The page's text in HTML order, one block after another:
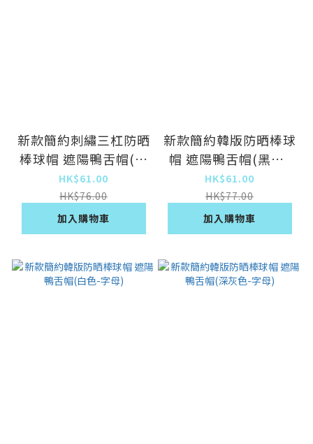
新款簡約刺繡三杠防晒
棒球帽 遮陽鴨舌帽(黑
色-刺繡三杠)
HK$61.00
HK$76.00
加入購物車
新款簡約韓版防晒棒球
帽 遮陽鴨舌帽(黑色-
字母)
HK$61.00
HK$77.00
加入購物車